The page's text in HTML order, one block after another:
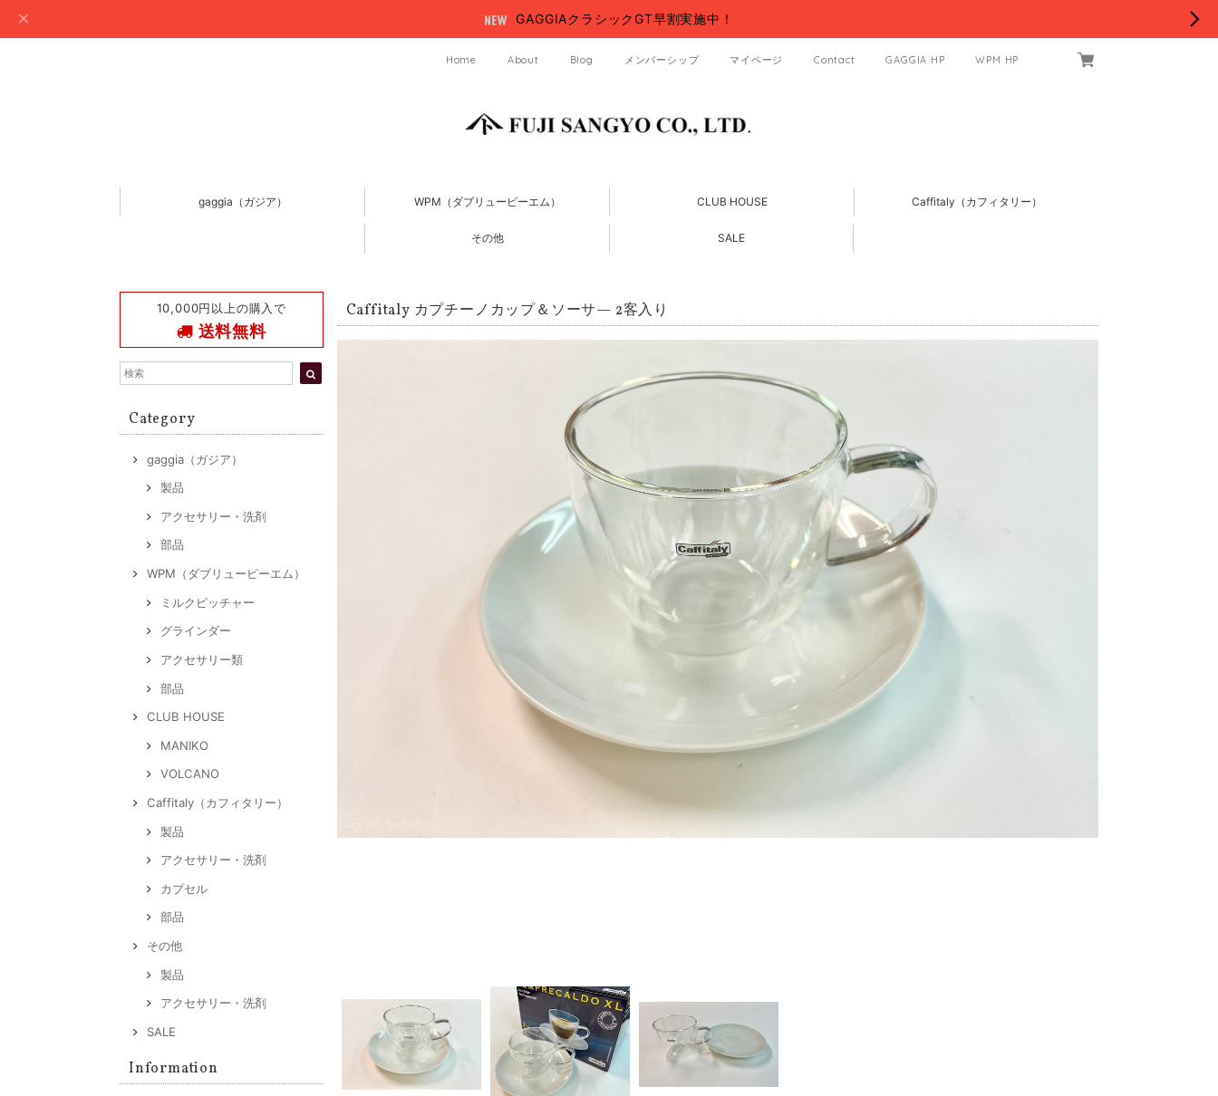
GAGGIAクラシックGT早割実施中！
Home About Blog メンバーシップ マイページ Contact GAGGIA HP WPM HP
gaggia（ガジア） WPM（ダブリューピーエム） CLUB HOUSE Caffitaly（カフィタリー）
その他 SALE
10,000円以上の購入で
送料無料
Category
gaggia（ガジア）
製品
アクセサリー・洗剤
部品
WPM（ダブリューピーエム）
ミルクピッチャー
グラインダー
アクセサリー類
部品
CLUB HOUSE
MANIKO
VOLCANO
Caffitaly（カフィタリー）
製品
アクセサリー・洗剤
カプセル
部品
その他
製品
アクセサリー・洗剤
SALE
Information
Caffitaly カプチーノカップ＆ソーサ— 2客入り